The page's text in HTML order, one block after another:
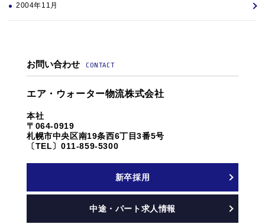
2004年11月
お問い合わせ CONTACT
エア・ウォーター物流株式会社
本社
〒064-0919
札幌市中央区南19条西6丁目3番5号
〔TEL〕011-859-5300
新卒採用
中途・パート求人情報